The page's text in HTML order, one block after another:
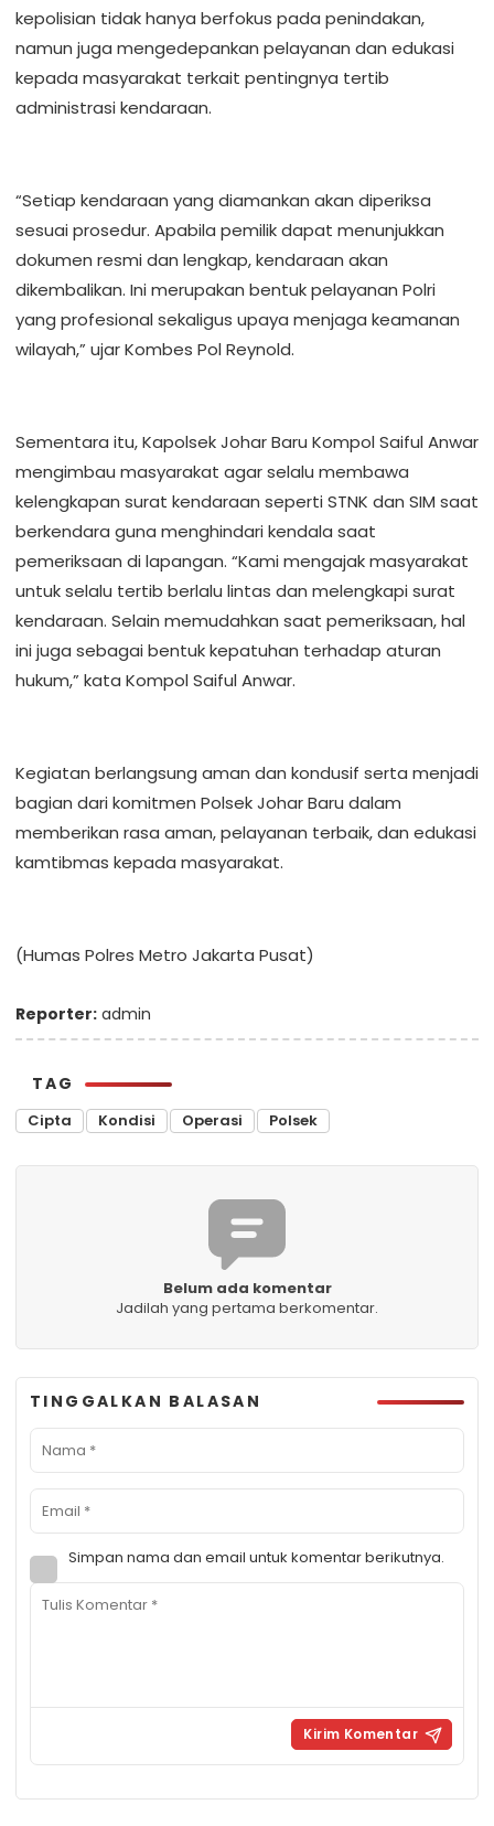
kepolisian tidak hanya berfokus pada penindakan,
namun juga mengedepankan pelayanan dan edukasi
kepada masyarakat terkait pentingnya tertib
administrasi kendaraan.
“Setiap kendaraan yang diamankan akan diperiksa
sesuai prosedur. Apabila pemilik dapat menunjukkan
dokumen resmi dan lengkap, kendaraan akan
dikembalikan. Ini merupakan bentuk pelayanan Polri
yang profesional sekaligus upaya menjaga keamanan
wilayah,” ujar Kombes Pol Reynold.
Sementara itu, Kapolsek Johar Baru Kompol Saiful Anwar
mengimbau masyarakat agar selalu membawa
kelengkapan surat kendaraan seperti STNK dan SIM saat
berkendara guna menghindari kendala saat
pemeriksaan di lapangan. “Kami mengajak masyarakat
untuk selalu tertib berlalu lintas dan melengkapi surat
kendaraan. Selain memudahkan saat pemeriksaan, hal
ini juga sebagai bentuk kepatuhan terhadap aturan
hukum,” kata Kompol Saiful Anwar.
Kegiatan berlangsung aman dan kondusif serta menjadi
bagian dari komitmen Polsek Johar Baru dalam
memberikan rasa aman, pelayanan terbaik, dan edukasi
kamtibmas kepada masyarakat.
(Humas Polres Metro Jakarta Pusat)
Reporter: admin
TAG
Cipta Kondisi Operasi Polsek
Belum ada komentar
Jadilah yang pertama berkomentar.
TINGGALKAN BALASAN
Simpan nama dan email untuk komentar berikutnya.